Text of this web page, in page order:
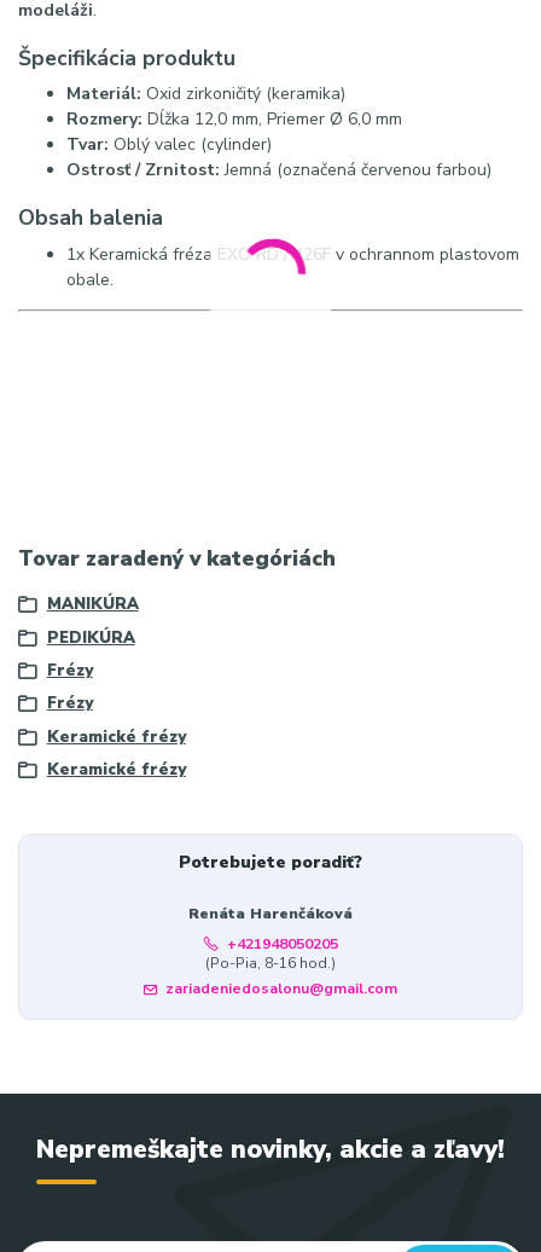
modeláži.
Špecifikácia produktu
Materiál: Oxid zirkoničitý (keramika)
Rozmery: Dĺžka 12,0 mm, Priemer Ø 6,0 mm
Tvar: Oblý valec (cylinder)
Ostrosť / Zrnitost: Jemná (označená červenou farbou)
Obsah balenia
1x Keramická fréza EXO RD / 426F v ochrannom plastovom
obale.
Tovar zaradený v kategóriách
MANIKÚRA
PEDIKÚRA
Frézy
Frézy
Keramické frézy
Keramické frézy
Potrebujete poradiť?
Renáta Harenčáková
+421948050205
(Po-Pia, 8-16 hod.)
zariadeniedosalonu@gmail.com
Nepremeškajte novinky, akcie a zľavy!